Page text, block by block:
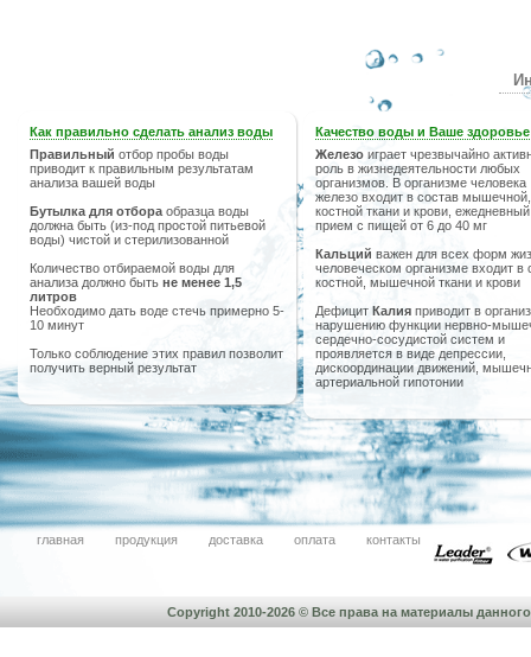
Как правильно сделать анализ воды
Правильный отбор пробы воды
приводит к правильным результатам
анализа вашей воды
Бутылка для отбора образца воды
должна быть (из-под простой питьевой
воды) чистой и стерилизованной
Количество отбираемой воды для
анализа должно быть не менее 1,5
литров
Необходимо дать воде стечь примерно 5-
10 минут
Только соблюдение этих правил позволит
получить верный результат
Качество воды и Ваше здоровье
Железо играет чрезвычайно
роль в жизнедеятельности любых
организмов. В организме человека
железо входит в состав мышечной,
костной ткани и крови, ежедневный
прием с пищей от 6 до 40 мг
Кальций важен для всех форм
человеческом организме входит в
костной, мышечной ткани и крови
Дефицит Калия приводит в
нарушению функции нервно-
сердечно-сосудистой систем и
проявляется в виде депрессии,
дискоординации движений,
артериальной гипотонии
главная продукция доставка оплата контакты
Copyright 2010-2026 © Все права на материалы